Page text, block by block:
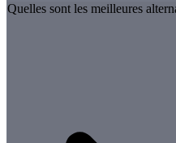
Quelles sont les meilleures